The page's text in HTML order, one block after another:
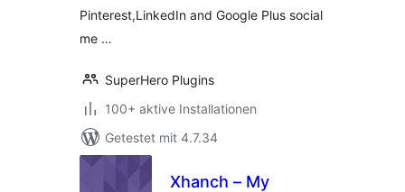
Pinterest,LinkedIn and Google Plus social
me …
SuperHero Plugins
100+ aktive Installationen
Getestet mit 4.7.34
Xhanch – My